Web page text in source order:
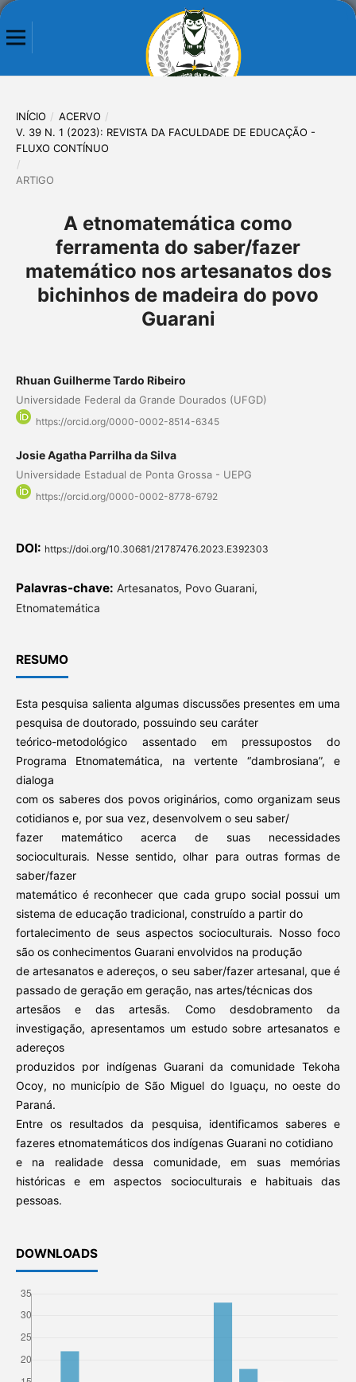
INÍCIO / ACERVO /
V. 39 N. 1 (2023): REVISTA DA FACULDADE DE EDUCAÇÃO -
FLUXO CONTÍNUO
/
ARTIGO
A etnomatemática como
ferramenta do saber/fazer
matemático nos artesanatos dos
bichinhos de madeira do povo
Guarani
Rhuan Guilherme Tardo Ribeiro
Universidade Federal da Grande Dourados (UFGD)
https://orcid.org/0000-0002-8514-6345
Josie Agatha Parrilha da Silva
Universidade Estadual de Ponta Grossa - UEPG
https://orcid.org/0000-0002-8778-6792
DOI: https://doi.org/10.30681/21787476.2023.E392303
Palavras-chave: Artesanatos, Povo Guarani,
Etnomatemática
RESUMO
Esta pesquisa salienta algumas discussões presentes em uma
pesquisa de doutorado, possuindo seu caráter
teórico-metodológico assentado em pressupostos do
Programa Etnomatemática, na vertente “dambrosiana”, e
dialoga
com os saberes dos povos originários, como organizam seus
cotidianos e, por sua vez, desenvolvem o seu saber/
fazer matemático acerca de suas necessidades
socioculturais. Nesse sentido, olhar para outras formas de
saber/fazer
matemático é reconhecer que cada grupo social possui um
sistema de educação tradicional, construído a partir do
fortalecimento de seus aspectos socioculturais. Nosso foco
são os conhecimentos Guarani envolvidos na produção
de artesanatos e adereços, o seu saber/fazer artesanal, que é
passado de geração em geração, nas artes/técnicas dos
artesãos e das artesãs. Como desdobramento da
investigação, apresentamos um estudo sobre artesanatos e
adereços
produzidos por indígenas Guarani da comunidade Tekoha
Ocoy, no município de São Miguel do Iguaçu, no oeste do
Paraná.
Entre os resultados da pesquisa, identificamos saberes e
fazeres etnomatemáticos dos indígenas Guarani no cotidiano
e na realidade dessa comunidade, em suas memórias
históricas e em aspectos socioculturais e habituais das
pessoas.
DOWNLOADS